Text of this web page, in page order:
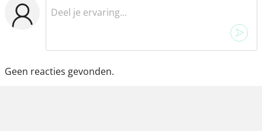
Geen reacties gevonden.